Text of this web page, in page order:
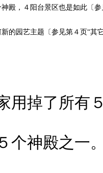
殿，４阳台景区也是如此〔
的园艺主题〔参见第４页“其
用掉了所有
个神殿之一